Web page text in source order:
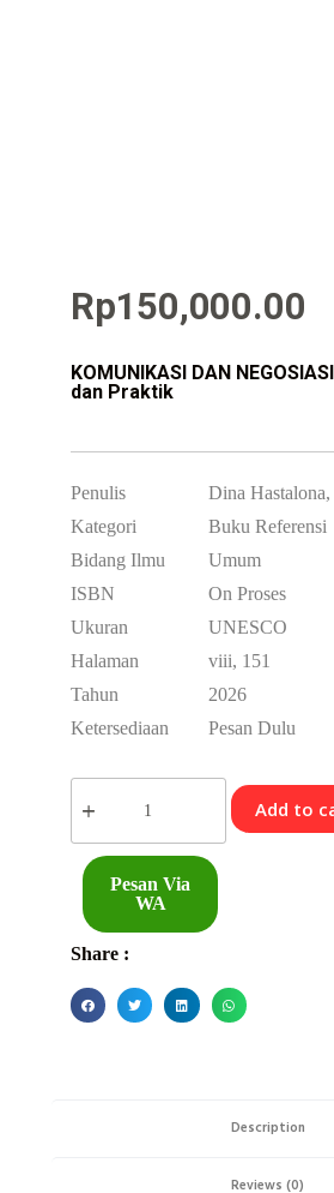
Rp150,000.00
KOMUNIKASI DAN
dan Praktik
Penulis
Kategori
Bidang Ilmu
ISBN
Ukuran
Halaman
Tahun
Ketersediaan
Dina
Buku Referensi
Umum
On Proses
UNESCO
viii, 151
2026
Pesan Dulu
Add to
Pesan Via
WA
Share :
Description
Reviews (0)